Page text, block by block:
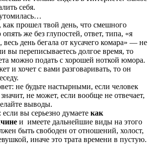
себя.
как прошел твой день, что смешного
же без глупостей, ответ, типа, «я
весь день бегала от кусачего комара» — не
вы переписываетесь долгое время, то
можно подать с хорошей ноткой юмора.
и хочет с вами разговаривать, то он
не будьте настырными, если человек
не может, если вообще не отвечает,
выводы.
вы серьезно думаете как
и имеете дальнейшие виды на этого
быть свободен от отношений, холост,
иначе это трата времени в пустую.